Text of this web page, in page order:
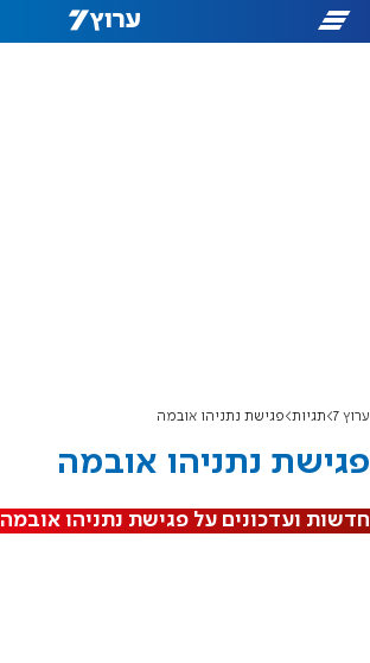
ערוץ 7 תגיות פגישת נתניהו אובמה
פגישת נתניהו אובמה
חדשות ועדכונים על פגישת נתניהו אובמה